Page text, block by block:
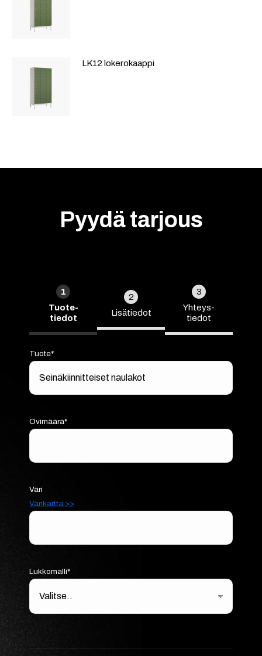
LK12 lokerokaappi
Pyydä tarjous
1
Tuote­
tiedot
2
Lisä­tiedot
3
Yhteys­
tiedot
Tuote*
Ovimäärä*
Väri
Värikartta >>
Lukkomalli*